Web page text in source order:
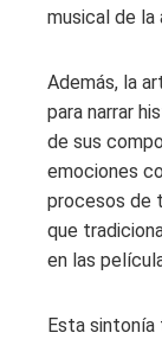
musical de la
Además, la
para narrar
de sus
emociones
procesos de
que
en las
Esta